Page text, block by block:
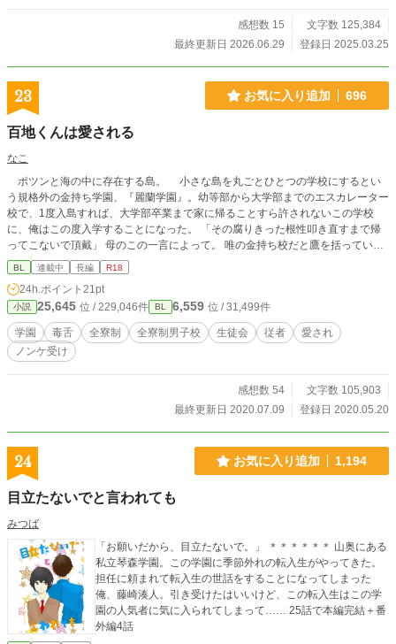
せて、純血の人間の“開き“が始まる…！
感想数 15
文字数 125,384
最終更新日 2026.06.29
登録日 2025.03.25
23 お気に入り追加 696
百地くんは愛される
なこ
ポツンと海の中に存在する島。 小さな島を丸ごとひとつの学校にするとい
う規格外の金持ち学園、『麗蘭学園』。幼等部から大学部までのエスカレーター
校で、1度入島すれば、大学部卒業まで家に帰ることすら許されないこの学校
に、俺はこの度入学することになった。 「その腐りきった根性叩き直すまで帰
ってこないで頂戴」 母のこの一言によって。 唯の金持ち校だと鷹を括っていた
が、この学園、ーー何かがおかしい。 ※主人公愛され気味 ※毒舌性悪主人公受
※この物語はフィクションです。 ※更新は、大体1-3日おきになります。もう1
つの小説「氷使いの青年と宝石の王国」と交互に更新していきますので、基本不
定期です。 ※感想やアドバイス、どしどしお待ちしております。
BL 連載中 長編 R18
24h.ポイント 21pt
小説 25,645 位 / 229,046件 BL 6,559 位 / 31,499件
学園 毒舌 全寮制 全寮制男子校 生徒会 従者
愛され
ノンケ受け
感想数 54
文字数 105,903
最終更新日 2020.07.09
登録日 2020.05.20
24 お気に入り追加 1,194
目立たないでと言われても
みつば
「お願いだから、目立たないで。」 ＊＊＊＊＊＊ 山奥にある
私立琴森学園。この学園に季節外れの転入生がやってきた。
担任に頼まれて転入生の世話をすることになってしまった
俺、藤崎湊人。引き受けたはいいけど、この転入生はこの学
園の人気者に気に入られてしまって…… 25話で本編完結＋番
外編4話